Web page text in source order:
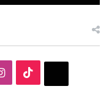
Instagram